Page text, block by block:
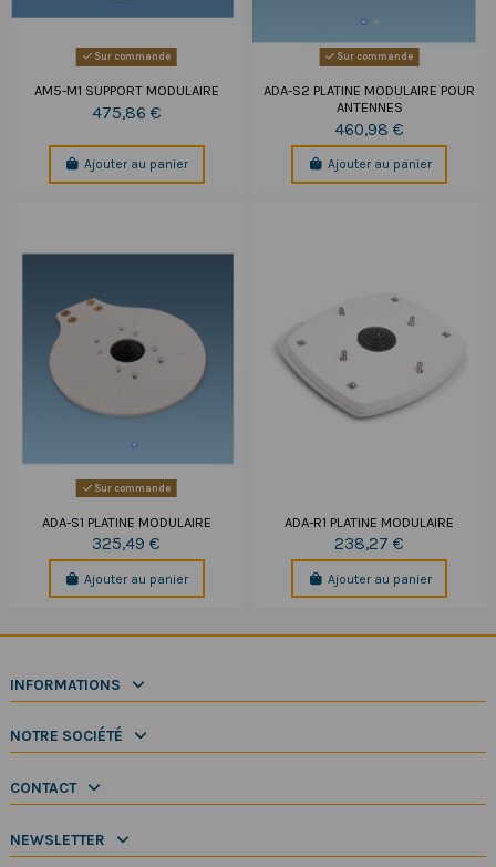
Sur commande
AM5-M1 SUPPORT MODULAIRE
475,86 €
Ajouter au panier
Sur commande
ADA-S2 PLATINE MODULAIRE POUR
ANTENNES
460,98 €
Ajouter au panier
Sur commande
ADA-S1 PLATINE MODULAIRE
325,49 €
Ajouter au panier
ADA-R1 PLATINE MODULAIRE
238,27 €
Ajouter au panier
INFORMATIONS
NOTRE SOCIÉTÉ
CONTACT
NEWSLETTER